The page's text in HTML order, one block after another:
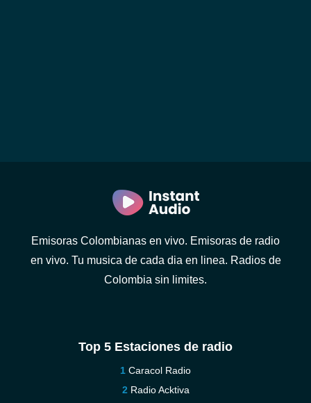
Emisoras Colombianas en vivo. Emisoras de radio
en vivo. Tu musica de cada dia en linea. Radios de
Colombia sin limites.
Top 5 Estaciones de radio
Caracol Radio
Radio Acktiva